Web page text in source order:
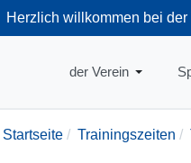
Herzlich willkommen bei
der Verein
Startseite Trainingszeiten